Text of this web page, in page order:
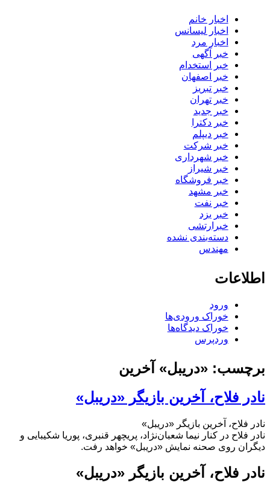
اخبار خانم
اخبار لیسانس
اخبار مرد
خبر آگهی
خبر استخدام
خبر اصفهان
خبر تبریز
خبر تهران
خبر جدید
خبر دکترا
خبر دیپلم
خبر شرکت
خبر شهرداری
خبر شیراز
خبر فروشگاه
خبر مشهد
خبر نفت
خبر یزد
خبرارتشی
دسته‌بندی نشده
مهندس
اطلاعات
ورود
خوراک ورودی‌ها
خوراک دیدگاه‌ها
وردپرس
برچسب: «دریبل» آخرین
نادر فلاح، آخرین بازیگر «دریبل»
نادر فلاح، آخرین بازیگر «دریبل»
نادر فلاح در کنار نیما شعبان‌نژاد، پریچهر قنبری، پوریا شکیبایی و
دیگران روی صحنه نمایش «دریبل» خواهد رفت.
نادر فلاح، آخرین بازیگر «دریبل»